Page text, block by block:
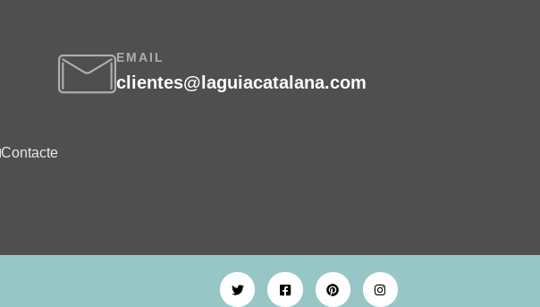
EMAIL
clientes@laguiacatalana.com
Contacte